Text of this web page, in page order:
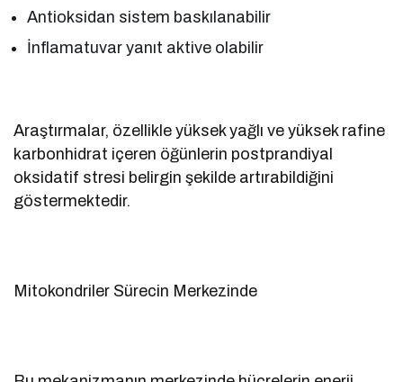
Antioksidan sistem baskılanabilir
İnflamatuvar yanıt aktive olabilir
Araştırmalar, özellikle yüksek yağlı ve yüksek rafine
karbonhidrat içeren öğünlerin postprandiyal
oksidatif stresi belirgin şekilde artırabildiğini
göstermektedir.
Mitokondriler Sürecin Merkezinde